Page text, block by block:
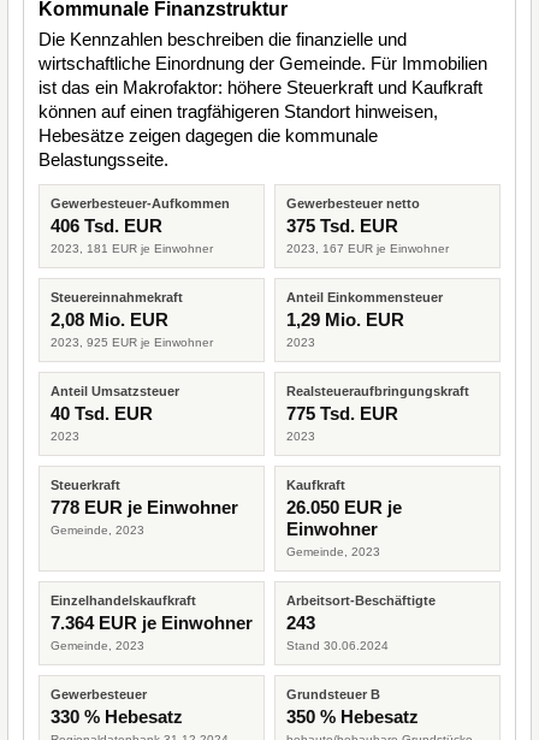
Kommunale Finanzstruktur
Die Kennzahlen beschreiben die finanzielle und
wirtschaftliche Einordnung der Gemeinde. Für Immobilien
ist das ein Makrofaktor: höhere Steuerkraft und Kaufkraft
können auf einen tragfähigeren Standort hinweisen,
Hebesätze zeigen dagegen die kommunale
Belastungsseite.
Gewerbesteuer-Aufkommen
406 Tsd. EUR
2023, 181 EUR je Einwohner
Gewerbesteuer netto
375 Tsd. EUR
2023, 167 EUR je Einwohner
Steuereinnahmekraft
2,08 Mio. EUR
2023, 925 EUR je Einwohner
Anteil Einkommensteuer
1,29 Mio. EUR
2023
Anteil Umsatzsteuer
40 Tsd. EUR
2023
Realsteueraufbringungskraft
775 Tsd. EUR
2023
Steuerkraft
778 EUR je Einwohner
Gemeinde, 2023
Kaufkraft
26.050 EUR je
Einwohner
Gemeinde, 2023
Einzelhandelskaufkraft
7.364 EUR je Einwohner
Gemeinde, 2023
Arbeitsort-Beschäftigte
243
Stand 30.06.2024
Gewerbesteuer
330 % Hebesatz
Grundsteuer B
350 % Hebesatz